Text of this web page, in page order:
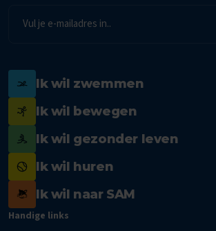
mailadres
Ik wil zwemmen
Ik wil bewegen
Ik wil gezonder leven
Ik wil huren
Ik wil naar SAM
Handige links